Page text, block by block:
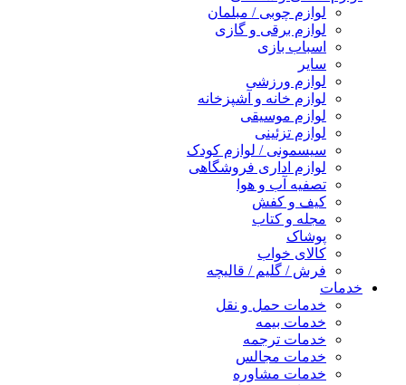
لوازم چوبی / مبلمان
لوازم برقی و گازی
اسباب بازی
سایر
لوازم ورزشی
لوازم خانه و آشپزخانه
لوازم موسیقی
لوازم تزئینی
سیسمونی / لوازم کودک
لوازم اداری فروشگاهی
تصفیه آب و هوا
کیف و کفش
مجله و کتاب
پوشاک
کالای خواب
فرش / گلیم / قالیچه
خدمات
خدمات حمل و نقل
خدمات بیمه
خدمات ترجمه
خدمات مجالس
خدمات مشاوره